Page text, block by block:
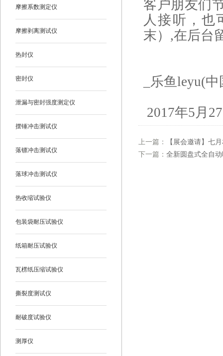
摩擦系数测定仪
摩擦剥离测试仪
热封仪
密封仪
泄漏与密封强度测定仪
摆锤冲击测试仪
落镖冲击测试仪
落球冲击测试仪
热收缩试验仪
包装袋耐压试验仪
纸箱耐压试验仪
瓦楞纸压缩试验仪
撕裂度测试仪
耐破度试验仪
测厚仪
客户朋友们
人接听，也
末）,在后台
_乐鱼leyu(
2017年5月
上一篇：
【展会邀请】七
下一篇： 全新圆盘式全自